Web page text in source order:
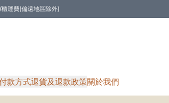
運費(偏遠地區除外)
款方式退貨及退款政策關於我們